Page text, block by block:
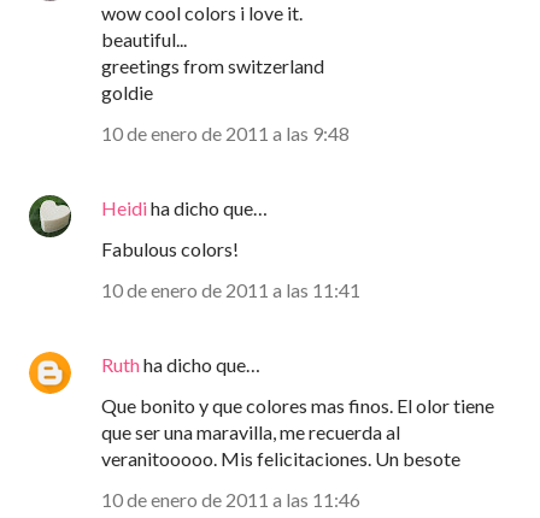
wow cool colors i love it.
beautiful...
greetings from switzerland
goldie
10 de enero de 2011 a las 9:48
Heidiha dicho que…
Fabulous colors!
10 de enero de 2011 a las 11:41
Ruthha dicho que…
Que bonito y que colores mas finos. El olor tiene
que ser una maravilla, me recuerda al
veranitooooo. Mis felicitaciones. Un besote
10 de enero de 2011 a las 11:46